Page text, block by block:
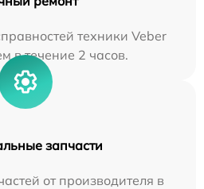
техники Veber
в течение 2 часов.
запчасти
от производителя в